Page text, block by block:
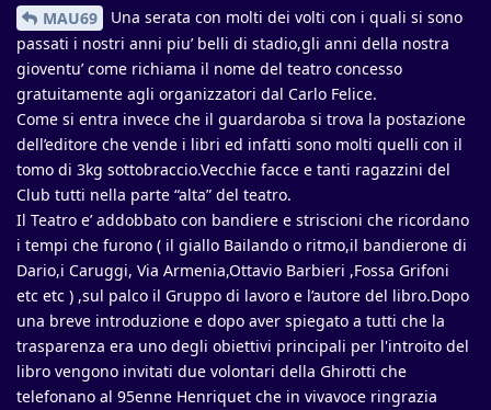
MAU69
Una serata con molti dei volti con i quali si sono
passati i nostri anni piu’ belli di stadio,gli anni della nostra
gioventu’ come richiama il nome del teatro concesso
gratuitamente agli organizzatori dal Carlo Felice.
Come si entra invece che il guardaroba si trova la postazione
dell’editore che vende i libri ed infatti sono molti quelli con il
tomo di 3kg sottobraccio.Vecchie facce e tanti ragazzini del
Club tutti nella parte “alta” del teatro.
Il Teatro e’ addobbato con bandiere e striscioni che ricordano
i tempi che furono ( il giallo Bailando o ritmo,il bandierone di
Dario,i Caruggi, Via Armenia,Ottavio Barbieri ,Fossa Grifoni
etc etc ) ,sul palco il Gruppo di lavoro e l’autore del libro.Dopo
una breve introduzione e dopo aver spiegato a tutti che la
trasparenza era uno degli obiettivi principali per l'introito del
libro vengono invitati due volontari della Ghirotti che
telefonano al 95enne Henriquet che in vivavoce ringrazia